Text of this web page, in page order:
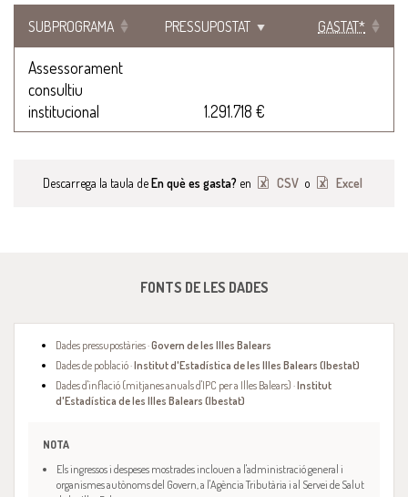
SUBPROGRAMA PRESSUPOSTAT GASTAT*
Assessorament
consultiu
institucional
1.291.718 €
Descarrega la taula deEn què es gasta? en CSV o Excel
FONTS DE LES DADES
Dades pressupostàries ·Govern de les Illes Balears
Dades de població ·Institut d'Estadística de les Illes Balears (Ibestat)
Dades d'inflació (mitjanes anuals d'IPC per a Illes Balears) ·Institut
d'Estadística de les Illes Balears (Ibestat)
NOTA
Els ingressos i despeses mostrades inclouen a l'administració general i
organismes autònoms del Govern, a l'Agència Tributària i al Servei de Salut